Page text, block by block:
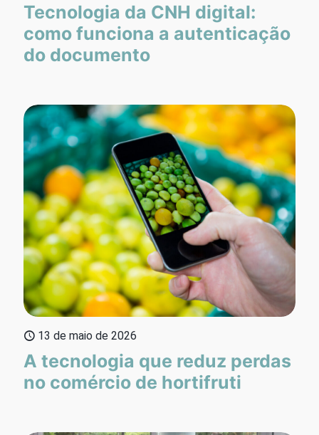
Tecnologia da CNH digital:
como funciona a autenticação
do documento
13 de maio de 2026
A tecnologia que reduz perdas
no comércio de hortifruti